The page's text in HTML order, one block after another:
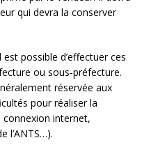
qui devra la conserver
possible d’effectuer ces
ou sous-préfecture.
réservée aux
pour réaliser la
connexion internet,
l’ANTS…).